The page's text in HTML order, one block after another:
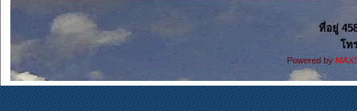
ที่อยู่
โท
Powered by